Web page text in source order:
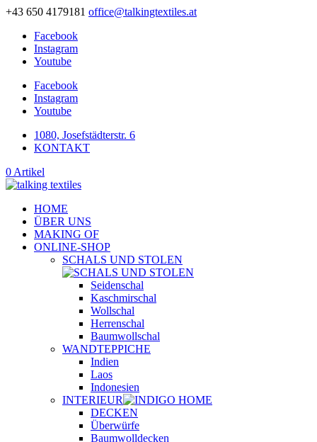
+43 650 4179181 office@talkingtextiles.at
Facebook
Instagram
Youtube
Facebook
Instagram
Youtube
1080, Josefstädterstr. 6
KONTAKT
0 Artikel
HOME
ÜBER UNS
MAKING OF
ONLINE-SHOP
SCHALS UND STOLEN
Seidenschal
Kaschmirschal
Wollschal
Herrenschal
Baumwollschal
WANDTEPPICHE
Indien
Laos
Indonesien
INTERIEUR
DECKEN
Überwürfe
Baumwolldecken